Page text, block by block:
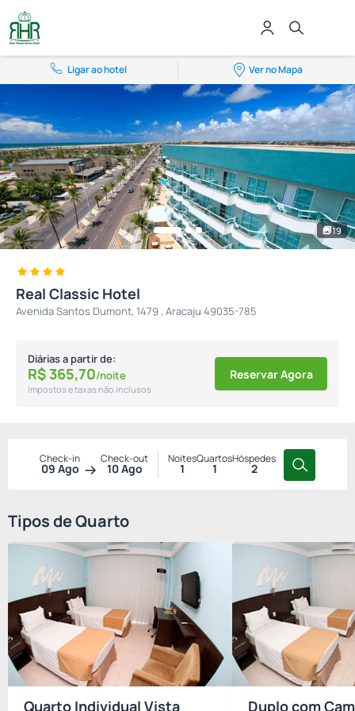
Ligar ao hotel Ver no Mapa
19
Real Classic Hotel
Avenida Santos Dumont, 1479 , Aracaju 49035-785
Diárias a partir de:
R$ 365,70/noite
Impostos e taxas não inclusos
Reservar Agora
Check-in
09 Ago
Check-out
10 Ago
Noites
1
Quartos
1
Hóspedes
2
Tipos de Quarto
Quarto Individual Vista Duplo com